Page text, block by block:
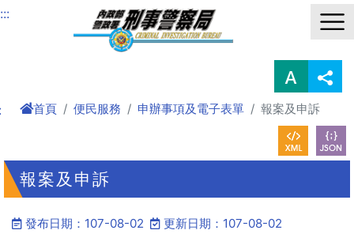
進入內容區塊
:::
首頁 便民服務 申辦事項及電子表單 報案及申訴
報案及申訴
發布日期：107-08-02
更新日期：107-08-02